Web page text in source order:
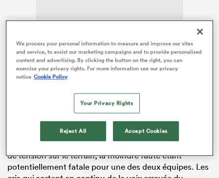
ADVERTISEMENT
À la 73e minute de jeu, le score, qui n’a pas bougé
depuis près d’un quart d’heure, est de 28-27 en faveur
de Bayonne. Pas besoin de faire un dessin sur le niveau
de tension sur le terrain, la moindre faute étant
potentiellement fatale pour une des deux équipes. Les
We process your personal information to measure and improve our sites
and service, to assist our marketing campaigns and to provide personalised
content and advertising. By clicking the button on the right, you can
exercise your privacy rights. For more information see our privacy
notice Cookie Policy
Your Privacy Rights
Reject All Accept Cookies